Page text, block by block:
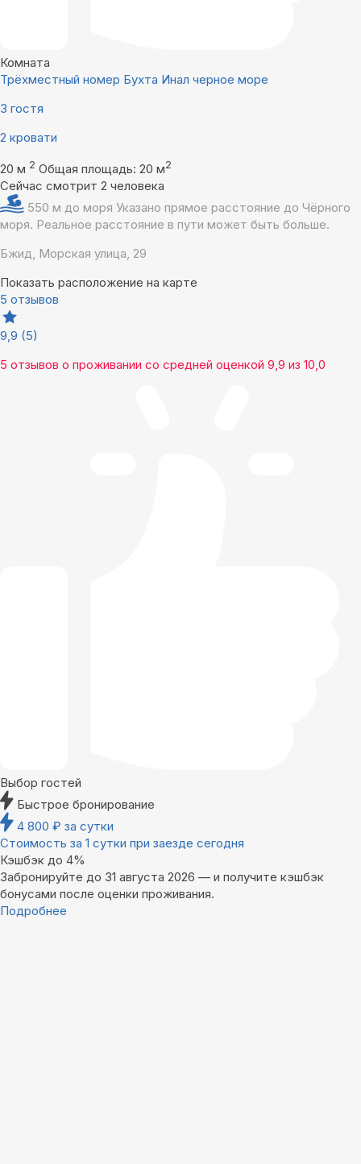
Комната
Трёхместный номер Бухта Инал черное море
3 гостя
2 кровати
20 м 2 Общая площадь: 20 м2
Сейчас смотрит 2 человека
550 м до моря Указано прямое расстояние до Чёрного
моря. Реальное расстояние в пути может быть больше.
Бжид, Морская улица, 29
Показать расположение на карте
5 отзывов
9,9 (5)
5 отзывов о проживании со средней оценкой 9,9 из 10,0
Выбор гостей
Быстрое бронирование
4 800 ₽ за сутки
Стоимость за 1 сутки при заезде сегодня
Кэшбэк до 4%
Забронируйте до 31 августа 2026 — и получите кэшбэк
бонусами после оценки проживания.
Подробнее